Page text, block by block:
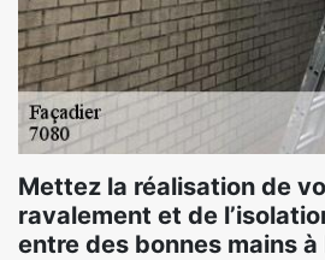
Mettez la réalisation de
ravalement et de
entre des bonnes mains